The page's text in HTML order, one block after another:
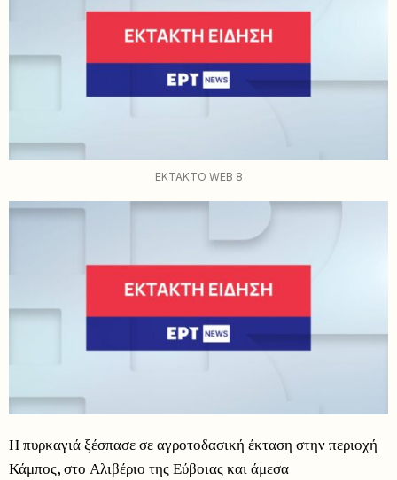
EKTAKTO WEB 8
Η πυρκαγιά ξέσπασε σε αγροτοδασική έκταση στην περιοχή
Κάμπος, στο Αλιβέριο της Εύβοιας και άμεσα